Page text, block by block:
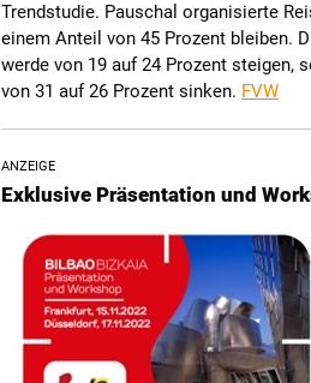
Trendstudie. Pauschal organisierte
einem Anteil von 45 Prozent bleiben.
werde von 19 auf 24 Prozent steigen,
von 31 auf 26 Prozent sinken. FVW
ANZEIGE
Exklusive Präsentation und